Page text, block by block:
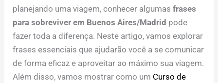
planejando uma viagem, conhecer algumasfrases
para sobreviver em Buenos Aires/Madrid pode
fazer toda a diferença. Neste artigo, vamos explorar
frases essenciais que ajudarão você a se comunicar
de forma eficaz e aproveitar ao máximo sua viagem.
Além disso, vamos mostrar como um Curso de